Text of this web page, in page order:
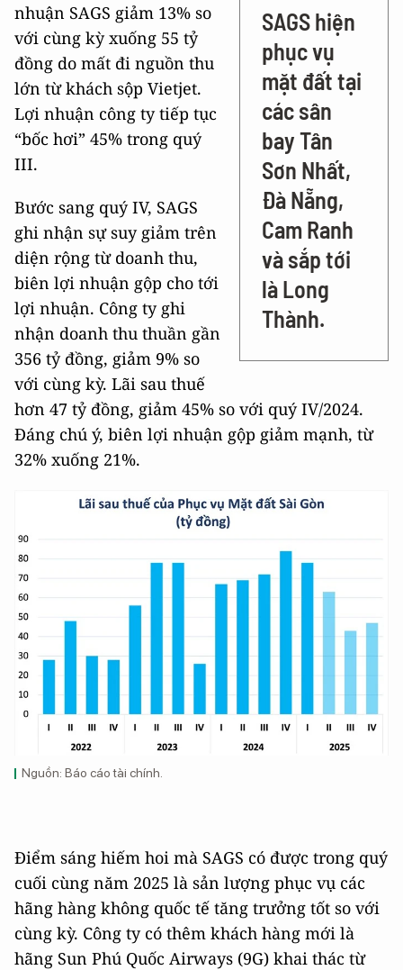
SAGS hiện
phục vụ
mặt đất tại
các sân
bay Tân
Sơn Nhất,
Đà Nẵng,
Cam Ranh
và sắp tới
là Long
Thành.
nhuận SAGS giảm 13% so
với cùng kỳ xuống 55 tỷ
đồng do mất đi nguồn thu
lớn từ khách sộp Vietjet.
Lợi nhuận công ty tiếp tục
“bốc hơi” 45% trong quý
III.
Bước sang quý IV, SAGS
ghi nhận sự suy giảm trên
diện rộng từ doanh thu,
biên lợi nhuận gộp cho tới
lợi nhuận. Công ty ghi
nhận doanh thu thuần gần
356 tỷ đồng, giảm 9% so
với cùng kỳ. Lãi sau thuế
hơn 47 tỷ đồng, giảm 45% so với quý IV/2024.
Đáng chú ý, biên lợi nhuận gộp giảm mạnh, từ
32% xuống 21%.
Nguồn: Báo cáo tài chính.
Điểm sáng hiếm hoi mà SAGS có được trong quý
cuối cùng năm 2025 là sản lượng phục vụ các
hãng hàng không quốc tế tăng trưởng tốt so với
cùng kỳ. Công ty có thêm khách hàng mới là
hãng Sun Phú Quốc Airways (9G) khai thác từ